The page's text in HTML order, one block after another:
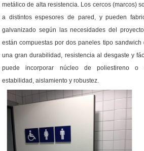
metálico de alta resistencia. Los cercos (marcos)
a distintos espesores de pared, y pueden
galvanizado según las necesidades del
están compuestas por dos paneles tipo
una gran durabilidad, resistencia al desgaste y
puede incorporar núcleo de poliestireno o
estabilidad, aislamiento y robustez.